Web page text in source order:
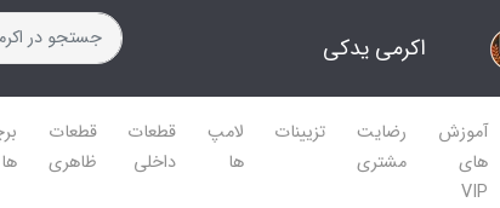
اکرمی یدکی
آموزش
های
VIP
رضایت
مشتری
تزیینات
لامپ
ها
قطعات
داخلی
قطعات
ظاهری
ها